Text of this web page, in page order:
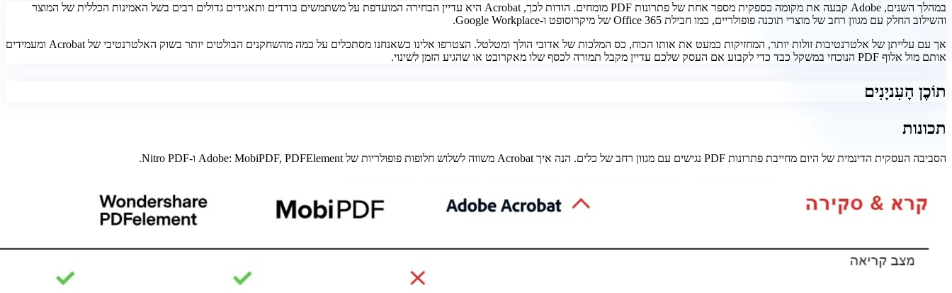
במהלך השנים, Adobe קבעה את מקומה כספקית מספר אחת של פתרונות PDF מומחים. הודות לכך, Acrobat היא עדיין הבחירה המועדפת על משתמשים בודדים ותאגידים גדולים רבים בשל האמינות הכללית של המוצר
והשילוב החלק עם מגוון רחב של מוצרי תוכנה פופולריים, כמו חבילת Office 365 של מיקרוסופט ו-Google Workplace.
אך עם עלייתן של אלטרנטיבות זולות יותר, המחזיקות כמעט את אותו הכוח, כס המלכות של אדובי הולך ומטלטל. הצטרפו אלינו כשאנחנו מסתכלים על כמה מהשחקנים הבולטים יותר בשוק האלטרנטיבי של Acrobat ומעמידים
אותם מול אלוף PDF הנוכחי במשקל כבד כדי לקבוע אם העסק שלכם עדיין מקבל תמורה לכסף שלו מאקרובט או שהגיע הזמן לשינוי.
תוֹכֶן הָעִניָנִים
תכונות
הסביבה העסקית הדינמית של היום מחייבת פתרונות PDF נגישים עם מגוון רחב של כלים. הנה איך Acrobat משווה לשלוש חלופות פופולריות של Adobe: MobiPDF, PDFElement ו-Nitro PDF.